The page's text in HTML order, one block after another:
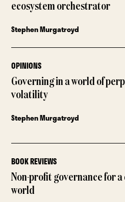
ecosystem orchestrator
Stephen Murgatroyd
OPINIONS
Governing in a world of
volatility
Stephen Murgatroyd
BOOK REVIEWS
Non-profit governance for a
world